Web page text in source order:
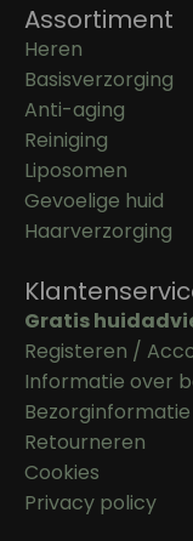
Assortiment
Heren
Basisverzorging
Anti-aging
Reiniging
Liposomen
Gevoelige huid
Haarverzorging
Gratis
Registeren /
Informatie over
Bezorginformatie
Retourneren
Cookies
Privacy policy